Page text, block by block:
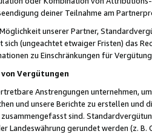
deiner Teilnahme am
unserer Partner,
sich (ungeachtet etwaiger Fristen) das
zu Einschränkungen für
Vergütungen
Anstrengungen unternehmen,
und unsere Berichte zu erstellen und
sind.
Landeswährung gerundet werden (z.